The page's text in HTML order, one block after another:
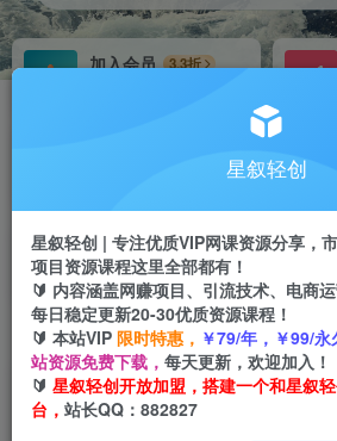
加入会员
3.3折
首页 创业课程 VIP免费 正文
Tk电商带货30天线上课，不可
地（29节课）
星叙轻创
星叙轻创 | 专注优质VIP网课资源分享，
项目资源课程这里全部都有！
🔰 内容涵盖网赚项目、引流技术、电商
每日稳定更新20-30优质资源课程！
🔰 本站VIP 限时特惠， ￥79/年，￥99/永
站资源免费下载， 每天更新，欢迎加入！
🔰 星叙轻创开放加盟，搭建一个和星叙
台， 站长QQ：882827